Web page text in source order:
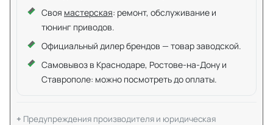
Своя мастерская: ремонт, обслуживание и
тюнинг приводов.
Официальный дилер брендов — товар заводской.
Самовывоз в Краснодаре, Ростове-на-Дону и
Ставрополе: можно посмотреть до оплаты.
Предупреждения производителя и юридическая